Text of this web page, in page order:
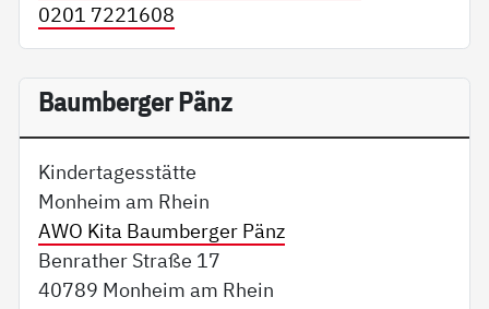
0201 7221608
Baumberger Pänz
Kindertagesstätte
Monheim am Rhein
AWO Kita Baumberger Pänz
Benrather Straße 17
40789 Monheim am Rhein